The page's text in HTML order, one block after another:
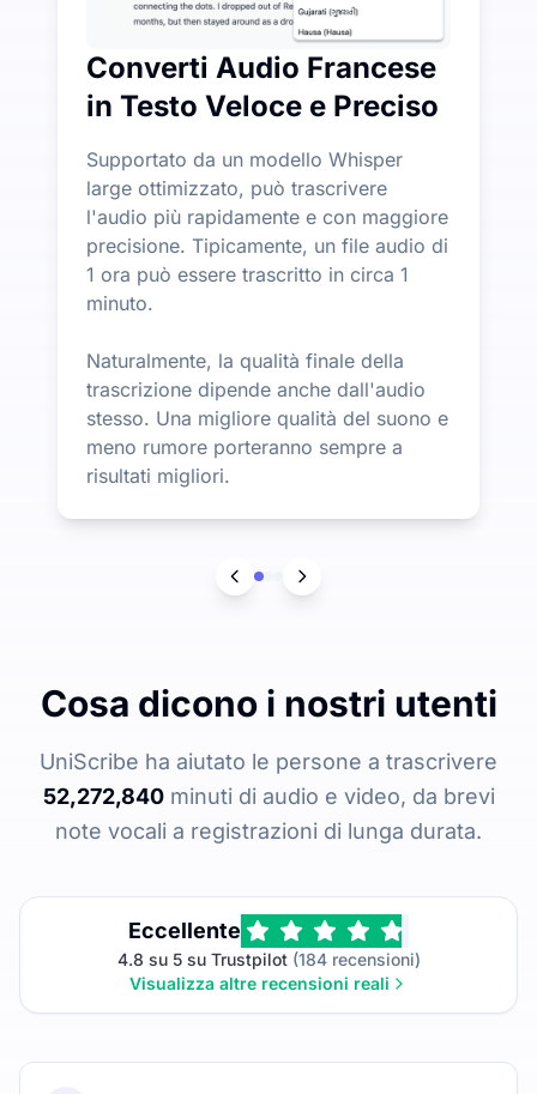
Converti Audio Francese
in Testo Veloce e Preciso
Supportato da un modello Whisper
large ottimizzato, può trascrivere
l'audio più rapidamente e con maggiore
precisione. Tipicamente, un file audio di
1 ora può essere trascritto in circa 1
minuto.
Naturalmente, la qualità finale della
trascrizione dipende anche dall'audio
stesso. Una migliore qualità del suono e
meno rumore porteranno sempre a
risultati migliori.
Cosa dicono i nostri utenti
UniScribe ha aiutato le persone a trascrivere
52,272,840minuti di audio e video, da brevi
note vocali a registrazioni di lunga durata.
Eccellente
4.8 su 5 su Trustpilot(184 recensioni)
Visualizza altre recensioni reali